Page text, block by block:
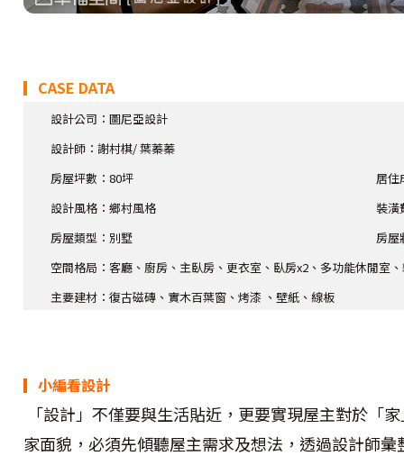
▎CASE DATA
設計公司：圖尼亞設計
設計師 ：謝村棋/ 葉蓁蓁
房屋坪數：80坪
設計風格：鄉村風格
房屋類型：別墅
居住
裝潢
房屋
空間格局：客廳、廚房、主臥房、更衣室、臥房x2、多功能休閒室
主要建材：復古磁磚、實木百葉窗、烤漆 、壁紙、線板
▎小編看設計
「設計」不僅要與生活貼近，更要實現屋主對於「
家面貌，必須先傾聽屋主需求及想法，透過設計師